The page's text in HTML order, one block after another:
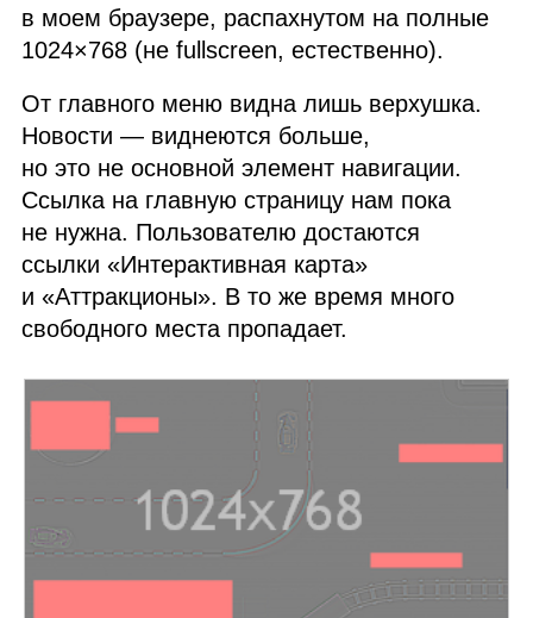
в моем браузере, распахнутом на полные
1024×768 (не fullscreen, естественно).
От главного меню видна лишь верхушка.
Новости — виднеются больше,
но это не основной элемент навигации.
Ссылка на главную страницу нам пока
не нужна. Пользователю достаются
ссылки «Интерактивная карта»
и «Аттракционы». В то же время много
свободного места пропадает.